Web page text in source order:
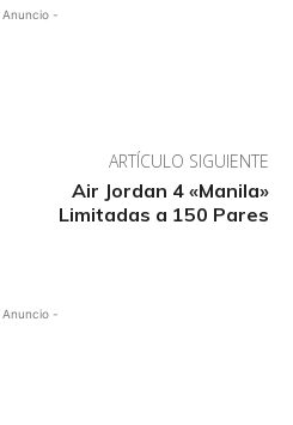
-
ARTÍCULO SIGUIENTE
Air Jordan 4 «Manila»
Limitadas a 150 Pares
-